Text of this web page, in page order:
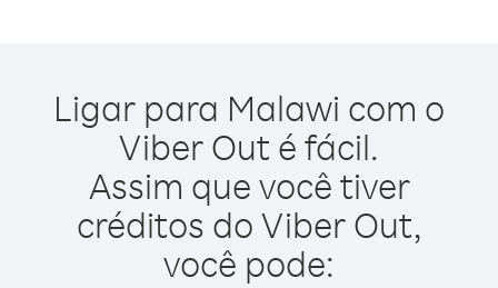
Ligar para Malawi com o
Viber Out é fácil.
Assim que você tiver
créditos do Viber Out,
você pode: